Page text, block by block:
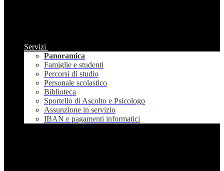
Servizi
Panoramica
Famiglie e studenti
Percorsi di studio
Personale scolastico
Biblioteca
Sportello di Ascolto e Psicologo
Assunzione in servizio
IBAN e pagamenti informatici